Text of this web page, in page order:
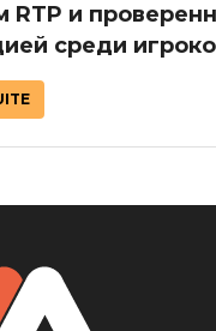
RTP и
среди